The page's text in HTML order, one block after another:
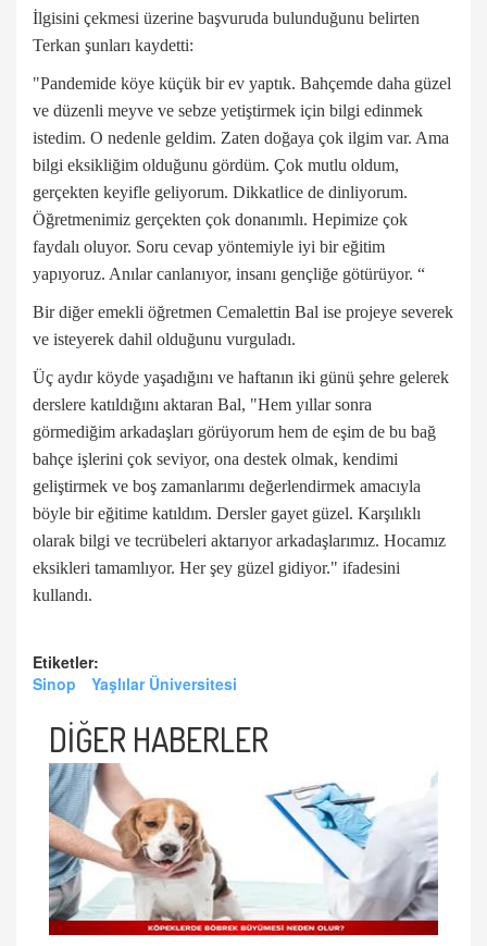
İlgisini çekmesi üzerine başvuruda bulunduğunu belirten
Terkan şunları kaydetti:
"Pandemide köye küçük bir ev yaptık. Bahçemde daha güzel
ve düzenli meyve ve sebze yetiştirmek için bilgi edinmek
istedim. O nedenle geldim. Zaten doğaya çok ilgim var. Ama
bilgi eksikliğim olduğunu gördüm. Çok mutlu oldum,
gerçekten keyifle geliyorum. Dikkatlice de dinliyorum.
Öğretmenimiz gerçekten çok donanımlı. Hepimize çok
faydalı oluyor. Soru cevap yöntemiyle iyi bir eğitim
yapıyoruz. Anılar canlanıyor, insanı gençliğe götürüyor. “
Bir diğer emekli öğretmen Cemalettin Bal ise projeye severek
ve isteyerek dahil olduğunu vurguladı.
Üç aydır köyde yaşadığını ve haftanın iki günü şehre gelerek
derslere katıldığını aktaran Bal, "Hem yıllar sonra
görmediğim arkadaşları görüyorum hem de eşim de bu bağ
bahçe işlerini çok seviyor, ona destek olmak, kendimi
geliştirmek ve boş zamanlarımı değerlendirmek amacıyla
böyle bir eğitime katıldım. Dersler gayet güzel. Karşılıklı
olarak bilgi ve tecrübeleri aktarıyor arkadaşlarımız. Hocamız
eksikleri tamamlıyor. Her şey güzel gidiyor." ifadesini
kullandı.
Etiketler:
Sinop
Yaşlılar Üniversitesi
DİĞER HABERLER